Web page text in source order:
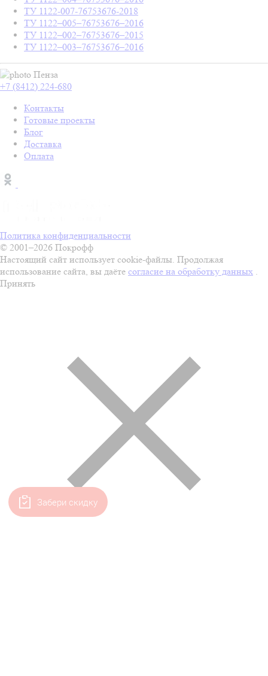
ТУ 1122-007-76753676-2018
ТУ 1122–005–76753676–2016
ТУ 1122–002–76753676–2015
ТУ 1122–003–76753676–2016
Пенза
+7 (8412) 224-680
Контакты
Готовые проекты
Блог
Доставка
Оплата
Политика конфиденциальности
© 2001–2026 Покрофф
Настоящий сайт использует cookie-файлы. Продолжая
использование сайта, вы даёте согласие на обработку данных .
Принять
Забери скидку